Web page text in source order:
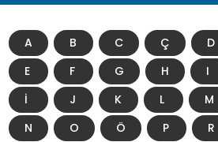
A B C Ç
D
E
F G H
I
İ
J K L
M
N
O Ö P
R